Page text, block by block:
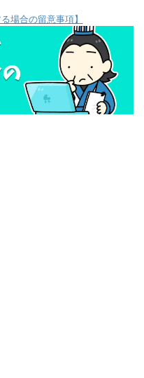
場合の留意事項】